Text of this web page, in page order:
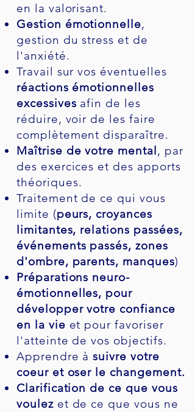
en la valorisant.
Gestion émotionnelle,
gestion du stress et de
l'anxiété.
Travail sur vos éventuelles
réactions émotionnelles
excessives afin de les
réduire, voir de les faire
complètement disparaître.
Maîtrise de votre mental, par
des exercices et des apports
théoriques.
Traitement de ce qui vous
limite (peurs, croyances
limitantes, relations passées,
événements passés, zones
d'ombre, parents, manques)
Préparations neuro-
émotionnelles, pour
développer votre confiance
en la vie et pour favoriser
l'atteinte de vos objectifs.
Apprendre àsuivre votre
coeur et oser le changement.
Clarification de ce que vous
voulezet de ce que vous ne